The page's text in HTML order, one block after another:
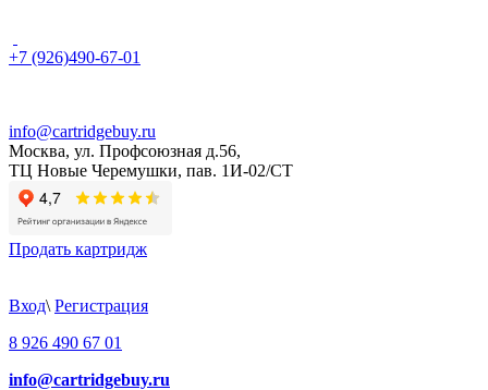
+7 (926)490-67-01
info@cartridgebuy.ru
Москва, ул. Профсоюзная д.56,
ТЦ Новые Черемушки, пав. 1И-02/СТ
Продать картридж
Вход\ Регистрация
8 926 490 67 01
info@cartridgebuy.ru